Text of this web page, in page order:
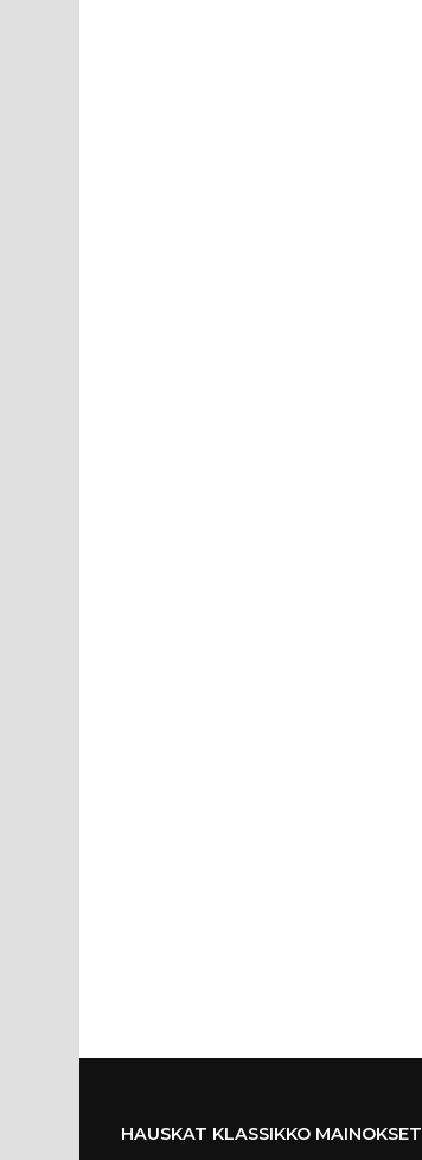
HAUSKAT KLASSIKKO MAINOKSET